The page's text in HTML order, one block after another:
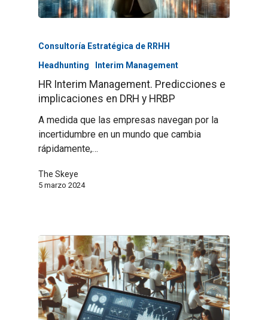
Consultoría Estratégica de RRHH
Headhunting
Interim Management
HR Interim Management. Predicciones e
implicaciones en DRH y HRBP
A medida que las empresas navegan por la
incertidumbre en un mundo que cambia
rápidamente,…
The Skeye
5 marzo 2024